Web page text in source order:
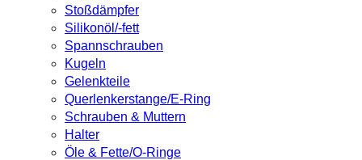
Stoßdämpfer
Silikonöl/-fett
Spannschrauben
Kugeln
Gelenkteile
Querlenkerstange/E-Ring
Schrauben & Muttern
Halter
Öle & Fette/O-Ringe